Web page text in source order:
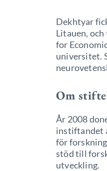
Dekhtyar
Litauen, och
for
universitet.
Om
År 2008
instiftandet
för
stöd till
utveckling.